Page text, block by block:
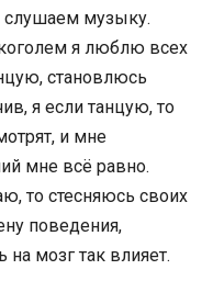
музыку.
я люблю всех
становлюсь
я если танцую, то
и мне
мне всё равно.
то стесняюсь своих
поведения,
на мозг так влияет.